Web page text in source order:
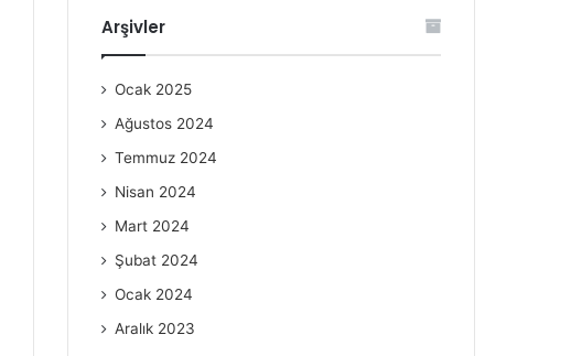
Arşivler
Ocak 2025
Ağustos 2024
Temmuz 2024
Nisan 2024
Mart 2024
Şubat 2024
Ocak 2024
Aralık 2023